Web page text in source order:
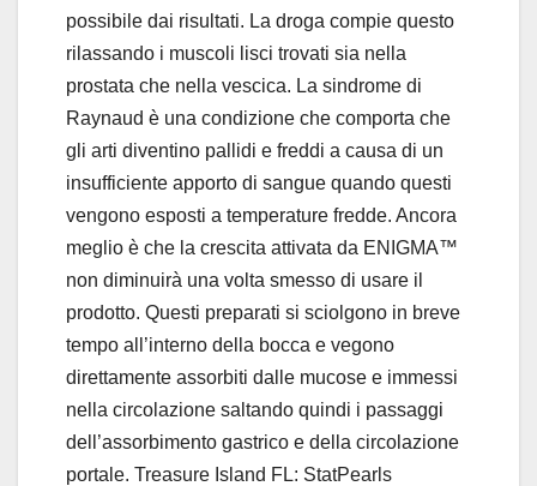
possibile dai risultati. La droga compie questo
rilassando i muscoli lisci trovati sia nella
prostata che nella vescica. La sindrome di
Raynaud è una condizione che comporta che
gli arti diventino pallidi e freddi a causa di un
insufficiente apporto di sangue quando questi
vengono esposti a temperature fredde. Ancora
meglio è che la crescita attivata da ENIGMA™
non diminuirà una volta smesso di usare il
prodotto. Questi preparati si sciolgono in breve
tempo all’interno della bocca e vegono
direttamente assorbiti dalle mucose e immessi
nella circolazione saltando quindi i passaggi
dell’assorbimento gastrico e della circolazione
portale. Treasure Island FL: StatPearls